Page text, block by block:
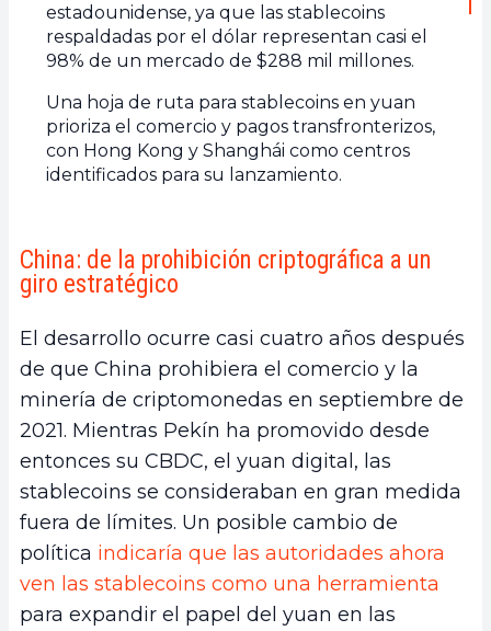
estadounidense, ya que las stablecoins
respaldadas por el dólar representan casi el
98% de un mercado de $288 mil millones.
Una hoja de ruta para stablecoins en yuan
prioriza el comercio y pagos transfronterizos,
con Hong Kong y Shanghái como centros
identificados para su lanzamiento.
China: de la prohibición criptográfica a un
giro estratégico
El desarrollo ocurre casi cuatro años después
de que China prohibiera el comercio y la
minería de criptomonedas en septiembre de
2021. Mientras Pekín ha promovido desde
entonces su CBDC, el yuan digital, las
stablecoins se consideraban en gran medida
fuera de límites. Un posible cambio de
política indicaría que las autoridades ahora
ven las stablecoins como una herramienta
para expandir el papel del yuan en las